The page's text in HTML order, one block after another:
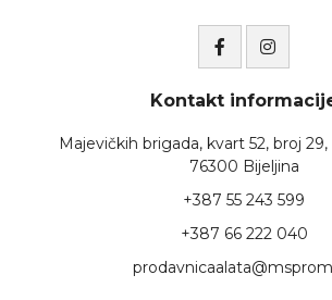
Kontakt
Majevičkih brigada, kvart 52, broj
76300 Bijeljina
+387 55 243 599
+387 66 222 040